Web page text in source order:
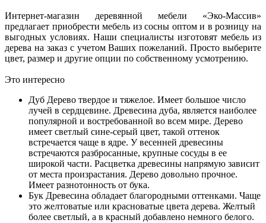
Интернет-магазин деревянной мебели «Эко-Массив»
предлагает приобрести мебель из сосны оптом и в розницу на
выгодных условиях. Наши специалисты изготовят мебель из
дерева на заказ с учетом Ваших пожеланий. Просто выберите
цвет, размер и другие опции по собственному усмотрению.
Это интересно
Дуб Дерево твердое и тяжелое. Имеет большое число
лучей в сердцевине. Древесина дуба, является наиболее
популярной и востребованной во всем мире. Дерево
имеет светлый сине-серый цвет, такой оттенок
встречается чаще в ядре. У весенней древесины
встречаются разбросанные, крупные сосуды в ее
широкой части. Расцветка древесины напрямую зависит
от места произрастания. Дерево довольно прочное.
Имеет разнотонность от бука.
Бук Древесина обладает благородными оттенками. Чаще
это желтоватые или красноватые цвета дерева. Желтый
более светлый, а в красный добавлено немного белого.